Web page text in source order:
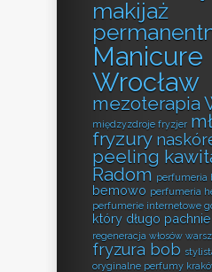
makijaż
Manicure
Wrocław
mezoterapia
międzyzdroje fryzjer
fryzury
peeling
Radom perfumeria
bemowo perfumeria
perfumerie internetowe
który długo pachnie
regeneracja włosów
fryzura bob
oryginalne perfumy